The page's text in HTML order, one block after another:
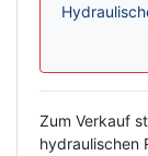
Description
Zum Verkauf
hydraulischen